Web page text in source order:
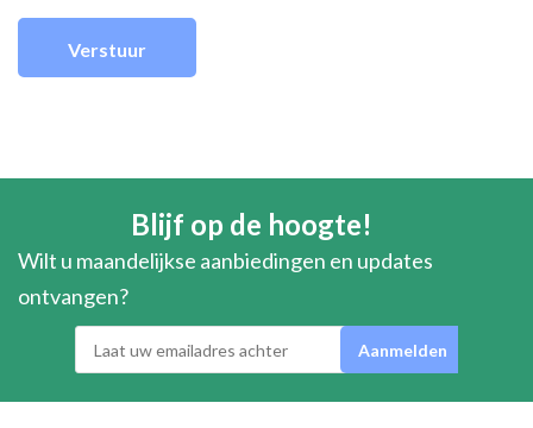
Blijf op de hoogte!
Wilt u maandelijkse aanbiedingen en updates
ontvangen?